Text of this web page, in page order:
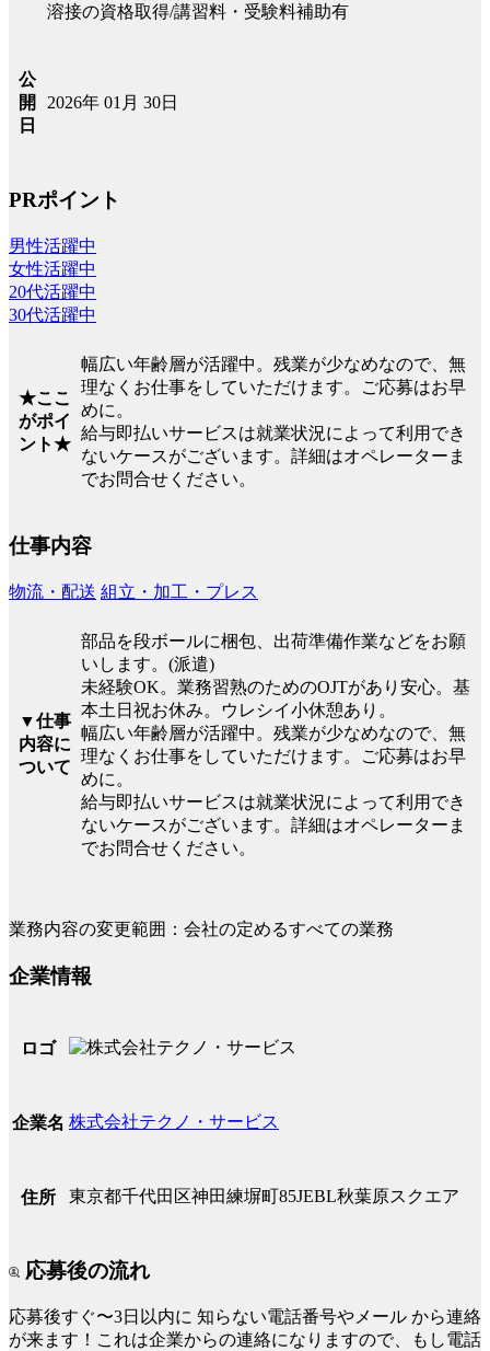
溶接の資格取得/講習料・受験料補助有
公
開
日
2026年 01月 30日
PRポイント
男性活躍中
女性活躍中
20代活躍中
30代活躍中
★ここ
がポイ
ント★
幅広い年齢層が活躍中。残業が少なめなので、無
理なくお仕事をしていただけます。ご応募はお早
めに。
給与即払いサービスは就業状況によって利用でき
ないケースがございます。詳細はオペレーターま
でお問合せください。
仕事内容
物流・配送 組立・加工・プレス
▼仕事
内容に
ついて
部品を段ボールに梱包、出荷準備作業などをお願
いします。(派遣)
未経験OK。業務習熟のためのOJTがあり安心。基
本土日祝お休み。ウレシイ小休憩あり。
幅広い年齢層が活躍中。残業が少なめなので、無
理なくお仕事をしていただけます。ご応募はお早
めに。
給与即払いサービスは就業状況によって利用でき
ないケースがございます。詳細はオペレーターま
でお問合せください。
業務内容の変更範囲：会社の定めるすべての業務
企業情報
ロゴ
企業名 株式会社テクノ・サービス
住所 東京都千代田区神田練塀町85JEBL秋葉原スクエア
応募後の流れ
応募後すぐ〜3日以内に 知らない電話番号やメール から連絡
が来ます！これは企業からの連絡になりますので、もし電話